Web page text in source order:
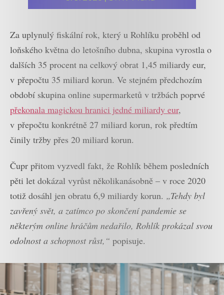
Za uplynulý fiskální rok, který u Rohlíku proběhl od
loňského května do letošního dubna, skupina vyrostla o
dalších 35 procent na celkový obrat 1,45 miliardy eur,
v přepočtu 35 miliard korun. Ve stejném předchozím
období skupina online supermarketů v tržbách poprvé
překonala magickou hranici jedné miliardy eur,
v přepočtu konkrétně 27 miliard korun, rok předtím
činily tržby přes 20 miliard korun.
Čupr přitom vyzvedl fakt, že Rohlík během posledních
pěti let dokázal vyrůst několikanásobně – v roce 2020
totiž dosáhl jen obratu 6,9 miliardy korun. „Tehdy byl
zavřený svět, a zatímco po skončení pandemie se
některým online hráčům nedařilo, Rohlík prokázal svou
odolnost a schopnost růst,“ popisuje.